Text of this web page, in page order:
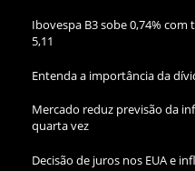
Ibovespa B3 sobe 0,74%
5,11
Entenda a importância da
Mercado reduz previsão da
quarta vez
Decisão de juros nos EUA e